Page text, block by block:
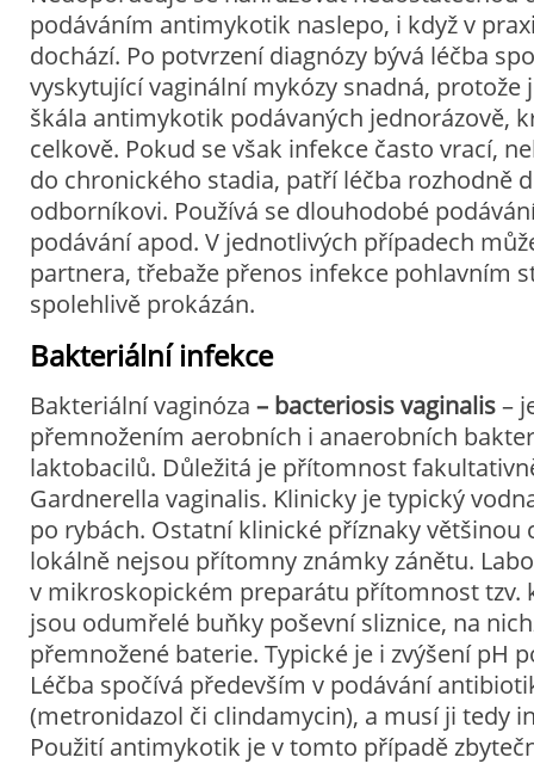
podáváním antimykotik naslepo, i když v
dochází. Po potvrzení diagnózy bývá léčba
vyskytující vaginální mykózy snadná, protože
škála antimykotik podávaných jednorázově,
celkově. Pokud se však infekce často vrací,
do chronického stadia, patří léčba rozhodně
odborníkovi. Používá se dlouhodobé
podávání apod. V jednotlivých případech
partnera, třebaže přenos infekce pohlavním
spolehlivě prokázán.
Bakteriální infekce
Bakteriální vaginóza – bacteriosis vaginalis–
přemnožením aerobních i anaerobních
laktobacilů. Důležitá je přítomnost
Gardnerella vaginalis. Klinicky je typický
po rybách. Ostatní klinické příznaky většinou
lokálně nejsou přítomny známky zánětu.
v mikroskopickém preparátu přítomnost tzv.
jsou odumřelé buňky poševní sliznice, na
přemnožené baterie. Typické je i zvýšení pH
Léčba spočívá především v podávání
(metronidazol či clindamycin), a musí ji tedy
Použití antimykotik je v tomto případě